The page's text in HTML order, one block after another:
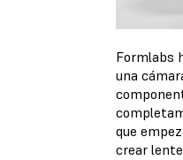
Formlabs
una
que
crear